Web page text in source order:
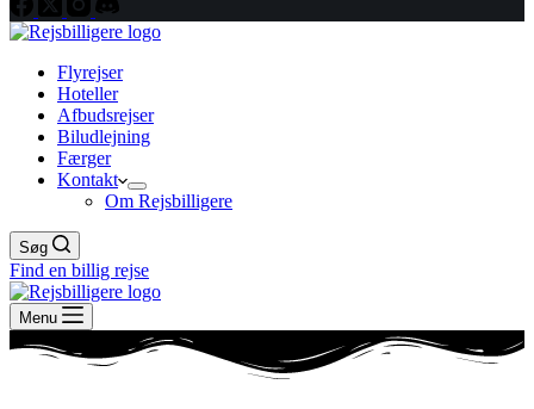
Flyrejser
Hoteller
Afbudsrejser
Biludlejning
Færger
Kontakt
Om Rejsbilligere
Søg
Find en billig rejse
Menu